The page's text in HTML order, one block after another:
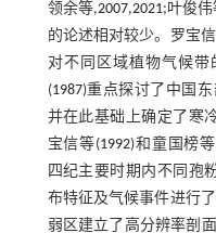
领余等,2007,2021;叶俊伟
的论述相对较少。罗宝
对不同区域植物气候
(1987)重点探讨了中国
并在此基础上确定了寒
宝信等(1992)和童国榜
四纪主要时期内不同孢
布特征及气候事件进行
弱区建立了高分辨率剖